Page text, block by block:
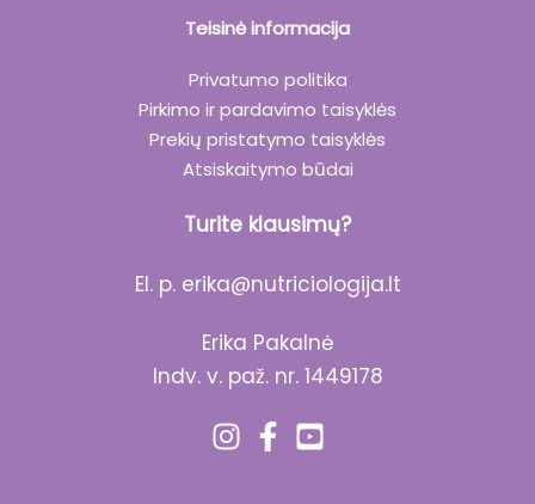
Teisinė informacija
Privatumo politika
Pirkimo ir pardavimo taisyklės
Prekių pristatymo taisyklės
Atsiskaitymo būdai
Turite klausimų?
El. p. erika@nutriciologija.lt
Erika Pakalnė
Indv. v. paž. nr. 1449178